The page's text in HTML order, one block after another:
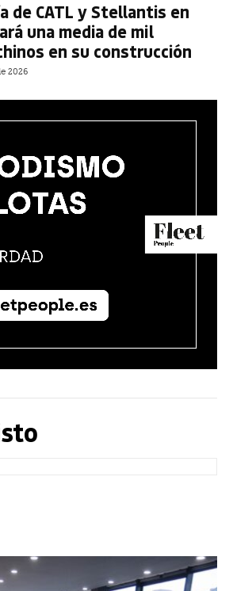
de CATL y Stellantis en
una media de mil
en su construcción
2026